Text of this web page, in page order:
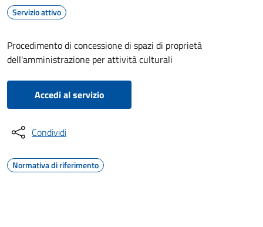
Servizio attivo
Procedimento di concessione di spazi di proprietà
dell'amministrazione per attività culturali
Accedi al servizio
Condividi
Normativa di riferimento